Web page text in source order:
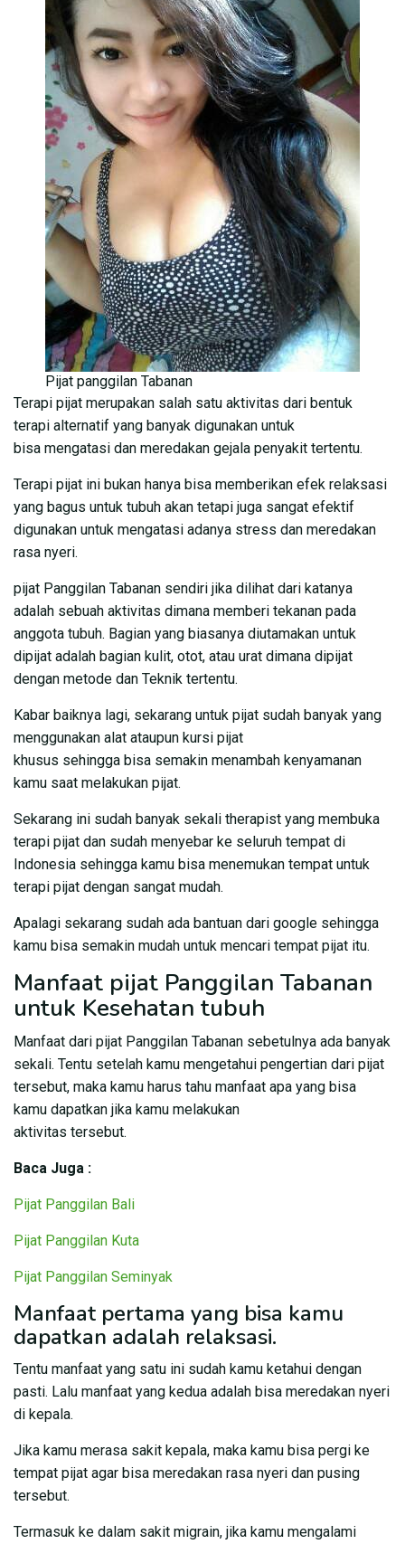
Pijat panggilan Tabanan
Terapi pijat merupakan salah satu aktivitas dari bentuk
terapi alternatif yang banyak digunakan untuk
bisa mengatasi dan meredakan gejala penyakit tertentu.
Terapi pijat ini bukan hanya bisa memberikan efek relaksasi
yang bagus untuk tubuh akan tetapi juga sangat efektif
digunakan untuk mengatasi adanya stress dan meredakan
rasa nyeri.
pijat Panggilan Tabanan sendiri jika dilihat dari katanya
adalah sebuah aktivitas dimana memberi tekanan pada
anggota tubuh. Bagian yang biasanya diutamakan untuk
dipijat adalah bagian kulit, otot, atau urat dimana dipijat
dengan metode dan Teknik tertentu.
Kabar baiknya lagi, sekarang untuk pijat sudah banyak yang
menggunakan alat ataupun kursi pijat
khusus sehingga bisa semakin menambah kenyamanan
kamu saat melakukan pijat.
Sekarang ini sudah banyak sekali therapist yang membuka
terapi pijat dan sudah menyebar ke seluruh tempat di
Indonesia sehingga kamu bisa menemukan tempat untuk
terapi pijat dengan sangat mudah.
Apalagi sekarang sudah ada bantuan dari google sehingga
kamu bisa semakin mudah untuk mencari tempat pijat itu.
Manfaat pijat Panggilan Tabanan
untuk Kesehatan tubuh
Manfaat dari pijat Panggilan Tabanan sebetulnya ada banyak
sekali. Tentu setelah kamu mengetahui pengertian dari pijat
tersebut, maka kamu harus tahu manfaat apa yang bisa
kamu dapatkan jika kamu melakukan
aktivitas tersebut.
Baca Juga :
Pijat Panggilan Bali
Pijat Panggilan Kuta
Pijat Panggilan Seminyak
Manfaat pertama yang bisa kamu
dapatkan adalah relaksasi.
Tentu manfaat yang satu ini sudah kamu ketahui dengan
pasti. Lalu manfaat yang kedua adalah bisa meredakan nyeri
di kepala.
Jika kamu merasa sakit kepala, maka kamu bisa pergi ke
tempat pijat agar bisa meredakan rasa nyeri dan pusing
tersebut.
Termasuk ke dalam sakit migrain, jika kamu mengalami